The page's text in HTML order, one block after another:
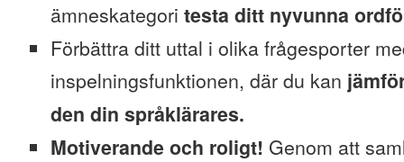
ämneskategori testa ditt nyvunna
Förbättra ditt uttal i olika frågesporter
inspelningsfunktionen, där du kan
den din språklärares.
Motiverande och roligt! Genom att